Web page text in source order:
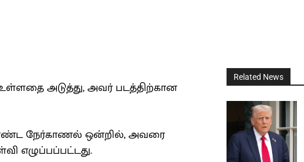
அடுத்து, அவர் படத்திற்கான
நேர்காணல் ஒன்றில், அவரை
எழுப்பப்பட்டது.
Related News